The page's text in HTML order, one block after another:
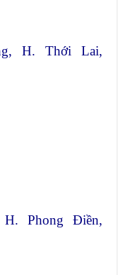
H. Thới Lai,
Phong Điền,